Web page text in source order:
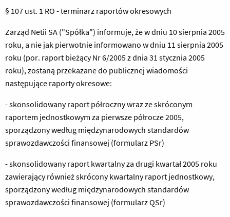
§ 107 ust. 1 RO - terminarz raportów okresowych
Zarząd Netii SA ("Spółka") informuje, że w dniu 10 sierpnia 2005
roku, a nie jak pierwotnie informowano w dniu 11 sierpnia 2005
roku (por. raport bieżący Nr 6/2005 z dnia 31 stycznia 2005
roku), zostaną przekazane do publicznej wiadomości
następujące raporty okresowe:
- skonsolidowany raport półroczny wraz ze skróconym
raportem jednostkowym za pierwsze półrocze 2005,
sporządzony według międzynarodowych standardów
sprawozdawczości finansowej (formularz PSr)
- skonsolidowany raport kwartalny za drugi kwartał 2005 roku
zawierający również skrócony kwartalny raport jednostkowy,
sporządzony według międzynarodowych standardów
sprawozdawczości finansowej (formularz QSr)